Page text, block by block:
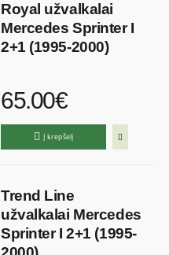
Royal užvalkalai
Mercedes Sprinter I
2+1 (1995-2000)
65.00€
Į krepšelį
Trend Line
užvalkalai Mercedes
Sprinter I 2+1 (1995-